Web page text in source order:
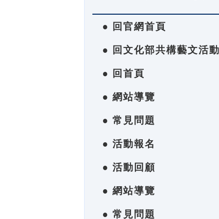
● 回官網首頁
● 回文化部共構藝文活
● 回首頁
● 網站導覽
● 常見問題
● 活動報名
● 活動回顧
● 網站導覽
● 常見問題